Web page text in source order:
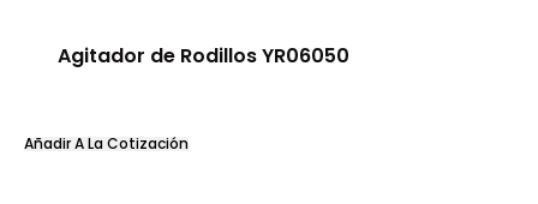
Agitador de Rodillos YR06050
Añadir A La Cotización